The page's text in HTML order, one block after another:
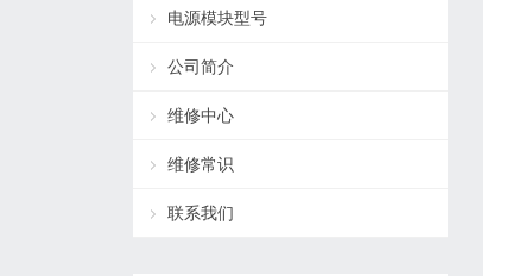
电源模块型号
公司简介
维修中心
维修常识
联系我们